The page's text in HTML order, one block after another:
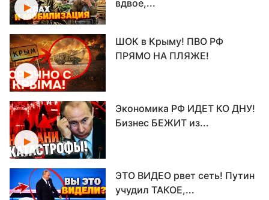
вдвое,...
ШОК в Крыму! ПВО РФ
ПРЯМО НА ПЛЯЖЕ!
Экономика РФ ИДЕТ КО ДНУ!
Бизнес БЕЖИТ из...
ЭТО ВИДЕО рвет сеть! Путин
учудил ТАКОЕ,...